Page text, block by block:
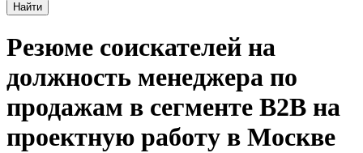
Найти
Резюме соискателей на
должность менеджера по
продажам в сегменте B2B на
проектную работу в Москве